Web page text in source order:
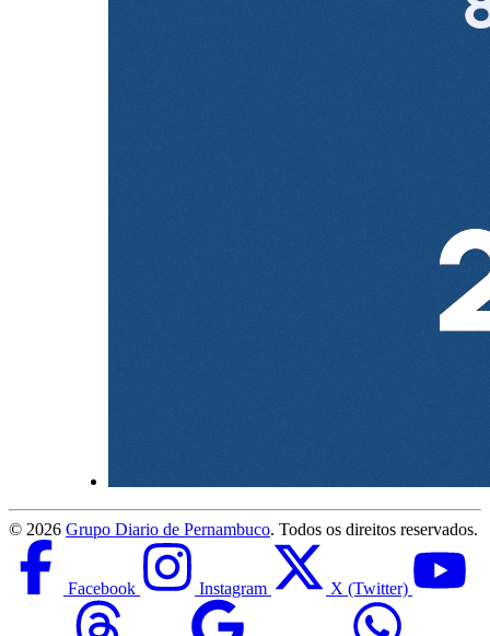
© 2026 Grupo Diario de Pernambuco. Todos os direitos reservados.
Facebook Instagram X (Twitter)